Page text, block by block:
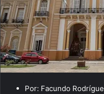
Por: Facundo